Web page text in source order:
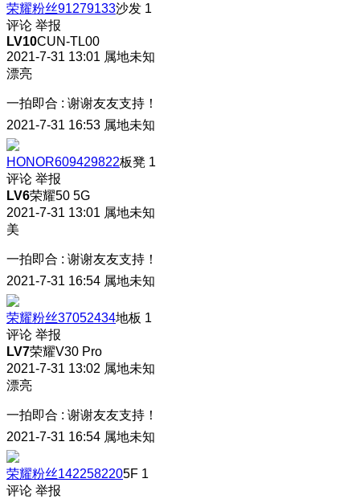
荣耀粉丝91279133沙发 1
评论 举报
LV10CUN-TL00
2021-7-31 13:01 属地未知
漂亮
一拍即合 : 谢谢友友支持！
2021-7-31 16:53 属地未知
HONOR609429822板凳 1
评论 举报
LV6荣耀50 5G
2021-7-31 13:01 属地未知
美
一拍即合 : 谢谢友友支持！
2021-7-31 16:54 属地未知
荣耀粉丝37052434地板 1
评论 举报
LV7荣耀V30 Pro
2021-7-31 13:02 属地未知
漂亮
一拍即合 : 谢谢友友支持！
2021-7-31 16:54 属地未知
荣耀粉丝1422582205F 1
评论 举报